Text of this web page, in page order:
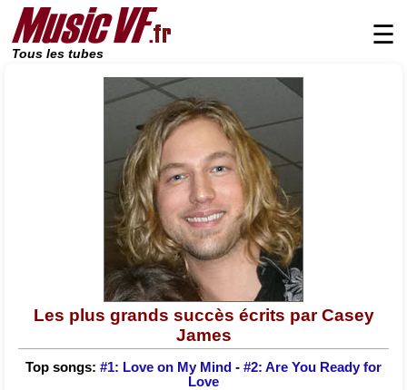
Tous les tubes
☰
Les plus grands succès écrits par Casey
James
Top songs: #1: Love on My Mind - #2: Are You Ready for
Love